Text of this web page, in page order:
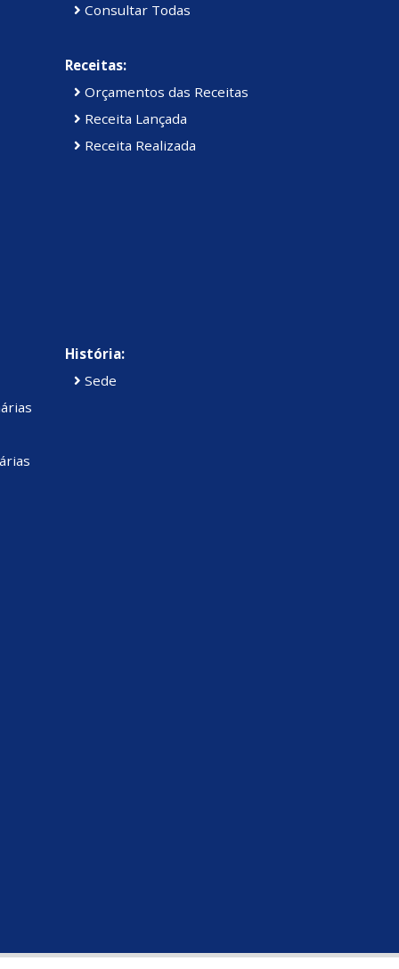
Consultar Todas
Receitas:
Orçamentos das Receitas
Receita Lançada
Receita Realizada
História:
Sede